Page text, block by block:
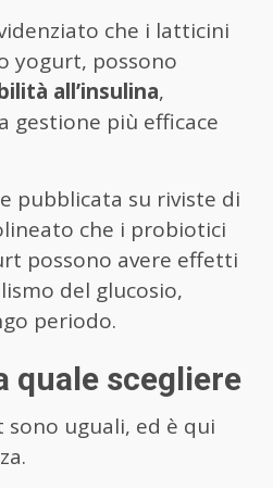
che i latticini
yogurt, possono
all’insulina,
gestione più efficace
pubblicata su riviste di
che i probiotici
possono avere effetti
del glucosio,
periodo.
quale scegliere
uguali, ed è qui